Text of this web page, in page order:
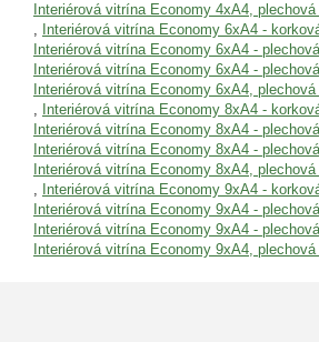
Interiérová vitrína Economy 4xA4,
,
Interiérová vitrína Economy 6xA4 -
Interiérová vitrína Economy 6xA4 -
Interiérová vitrína Economy 6xA4 -
Interiérová vitrína Economy 6xA4,
,
Interiérová vitrína Economy 8xA4 -
Interiérová vitrína Economy 8xA4 -
Interiérová vitrína Economy 8xA4 -
Interiérová vitrína Economy 8xA4,
,
Interiérová vitrína Economy 9xA4 -
Interiérová vitrína Economy 9xA4 -
Interiérová vitrína Economy 9xA4 -
Interiérová vitrína Economy 9xA4,